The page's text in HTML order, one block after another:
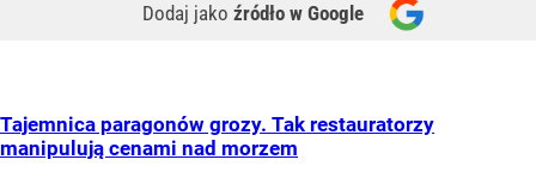
Dodaj jako źródło w Google
Tajemnica paragonów grozy. Tak restauratorzy
manipulują cenami nad morzem